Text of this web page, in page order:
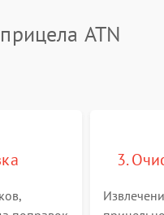
1 год ATN
3.